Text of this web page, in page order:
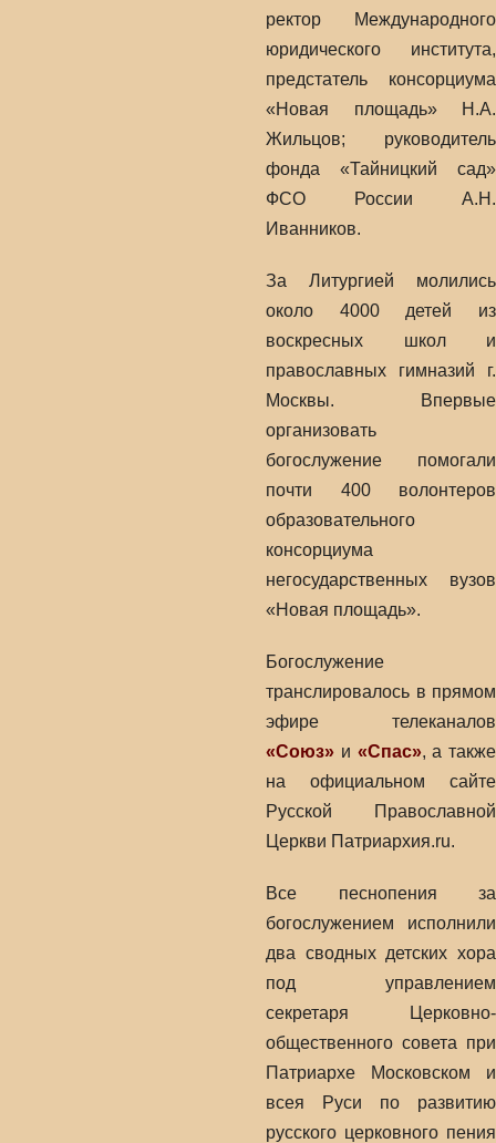
ректор Международного
юридического института,
предстатель консорциума
«Новая площадь» Н.А.
⁠Жильцов; руководитель
фонда «Тайницкий сад»
ФСО России А.Н.
⁠Иванников.
За Литургией молились
около 4000 детей из
воскресных школ и
православных гимназий г.
Москвы. Впервые
организовать
богослужение помогали
почти 400 волонтеров
образовательного
консорциума
негосударственных вузов
«Новая площадь».
Богослужение
транслировалось в прямом
эфире телеканалов
«Союз» и «Спас», а также
на официальном сайте
Русской Православной
Церкви Патриархия.ru.
Все песнопения за
богослужением исполнили
два сводных детских хора
под управлением
секретаря Церковно-
общественного совета при
Патриархе Московском и
всея Руси по развитию
русского церковного пения